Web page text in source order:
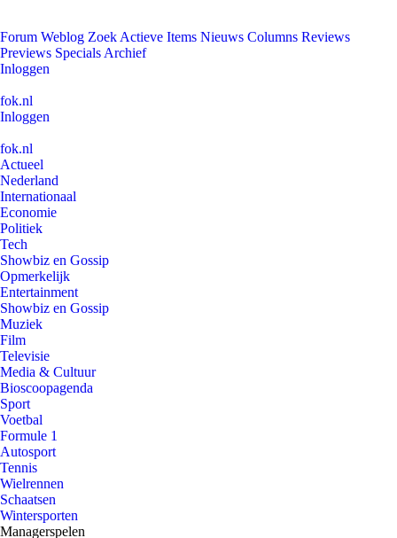
Forum Weblog Zoek Actieve Items Nieuws Columns Reviews
Previews Specials Archief
Inloggen
fok.nl
Inloggen
fok.nl
Actueel
Nederland
Internationaal
Economie
Politiek
Tech
Showbiz en Gossip
Opmerkelijk
Entertainment
Showbiz en Gossip
Muziek
Film
Televisie
Media & Cultuur
Bioscoopagenda
Sport
Voetbal
Formule 1
Autosport
Tennis
Wielrennen
Schaatsen
Wintersporten
Managerspelen